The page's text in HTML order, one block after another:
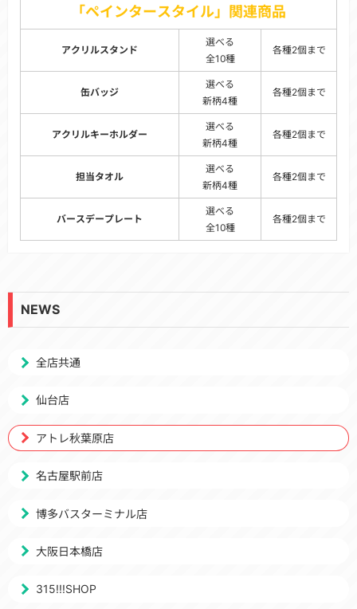
「ペインタースタイル」関連商品
アクリルスタンド
選べる
全10種
各種2個まで
缶バッジ
選べる
新柄4種
各種2個まで
アクリルキーホルダー
選べる
新柄4種
各種2個まで
担当タオル
選べる
新柄4種
各種2個まで
バースデープレート
選べる
全10種
各種2個まで
NEWS
全店共通
仙台店
アトレ秋葉原店
名古屋駅前店
博多バスターミナル店
大阪日本橋店
315!!!SHOP